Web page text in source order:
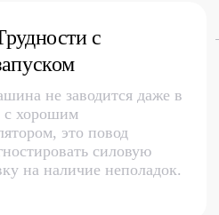
с
не заводится даже в
с хорошим
это повод
силовую
на наличие неполадок.